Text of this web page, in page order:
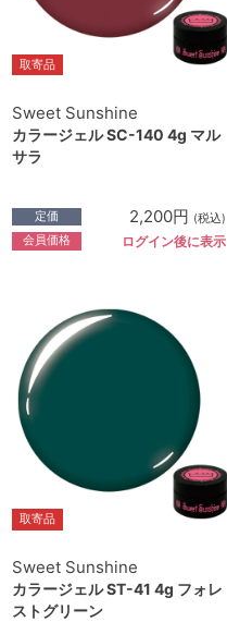
取寄品
Sweet Sunshine
カラージェル SC-140 4g マル
サラ
定価 2,200円 (税込)
会員価格 ログイン後に表示
取寄品
Sweet Sunshine
カラージェル ST-41 4g フォレ
ストグリーン